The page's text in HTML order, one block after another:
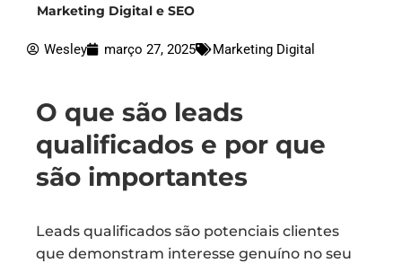
Marketing Digital e SEO
Wesley março 27, 2025 Marketing Digital
O que são leads
qualificados e por que
são importantes
Leads qualificados são potenciais clientes
que demonstram interesse genuíno no seu